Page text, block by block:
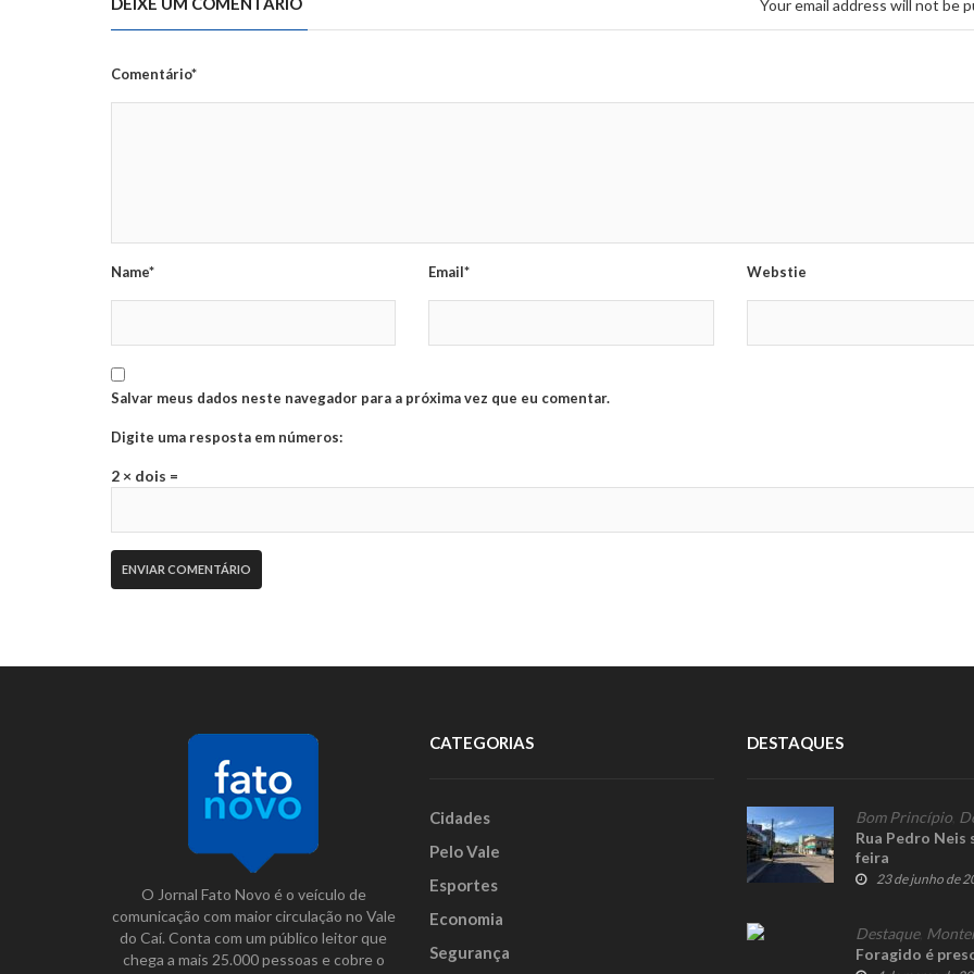
Your email address will not be
Comentário*
Name* Email* Webstie
Salvar meus dados neste navegador para a próxima vez que eu comentar.
Digite uma resposta em números:
2 × dois =
O Jornal Fato Novo é o veículo de
comunicação com maior circulação no Vale
do Caí. Conta com um público leitor que
chega a mais 25.000 pessoas e cobre o
CATEGORIAS
Cidades
Pelo Vale
Esportes
Economia
Segurança
DESTAQUES
Bom Princípio
Rua Pedro
feira
23 de junho de
Destaque,
Foragido é